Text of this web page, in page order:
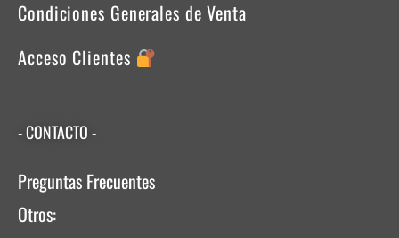
Condiciones Generales de Venta
Acceso Clientes
- CONTACTO -
Preguntas Frecuentes
Otros: